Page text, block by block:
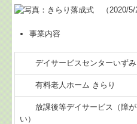
事業内容
デイサービスセンターいずみ
有料老人ホーム きらり
放課後等デイサービス（障が
い）